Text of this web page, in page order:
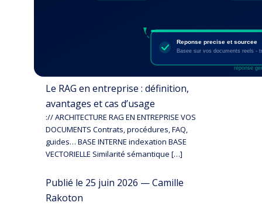
Le RAG en entreprise : définition,
avantages et cas d’usage
:// ARCHITECTURE RAG EN ENTREPRISE VOS
DOCUMENTS Contrats, procédures, FAQ,
guides… BASE INTERNE indexation BASE
VECTORIELLE Similarité sémantique […]
Publié le 25 juin 2026 — Camille
Rakoton